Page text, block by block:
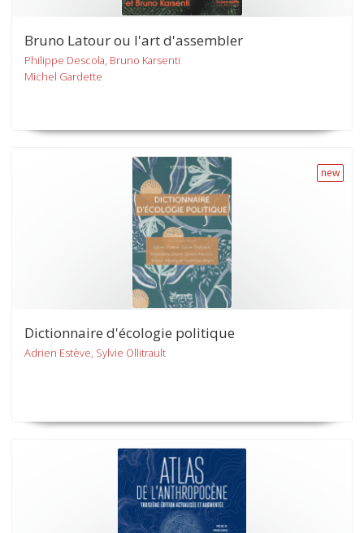
Bruno Latour ou l'art d'assembler
Philippe Descola, Bruno Karsenti
Michel Gardette
new
Dictionnaire d'écologie politique
Adrien Estève, Sylvie Ollitrault